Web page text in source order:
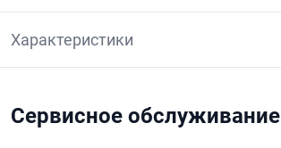
Характеристики
Сервисное обслуживание